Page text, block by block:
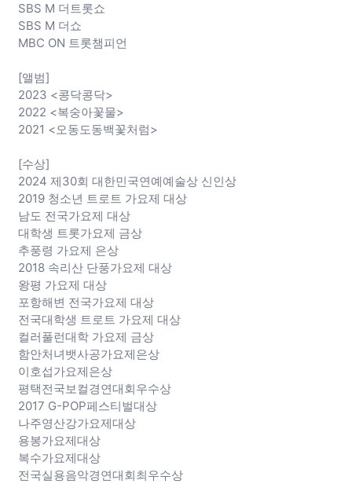
SBS M 더트롯쇼
SBS M 더쇼
MBC ON 트롯챔피언
[앨범]
2023 <콩닥콩닥>
2022 <복숭아꽃물>
2021 <오동도동백꽃처럼>
[수상]
2024 제30회 대한민국연예예술상 신인상
2019 청소년 트로트 가요제 대상
남도 전국가요제 대상
대학생 트롯가요제 금상
추풍령 가요제 은상
2018 속리산 단풍가요제 대상
왕평 가요제 대상
포항해변 전국가요제 대상
전국대학생 트로트 가요제 대상
컬러풀런대학 가요제 금상
함안처녀뱃사공가요제은상
이호섭가요제은상
평택전국보컬경연대회우수상
2017 G-POP페스티벌대상
나주영산강가요제대상
용봉가요제대상
복수가요제대상
전국실용음악경연대회최우수상